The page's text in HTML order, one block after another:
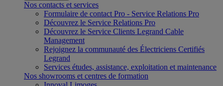
Nos contacts et services
Formulaire de contact Pro - Service Relations Pro
Découvrez le Service Relations Pro
Découvrez le Service Clients Legrand Cable
Management
Rejoignez la communauté des Électriciens Certifiés
Legrand
Services études, assistance, exploitation et maintenance
Nos showrooms et centres de formation